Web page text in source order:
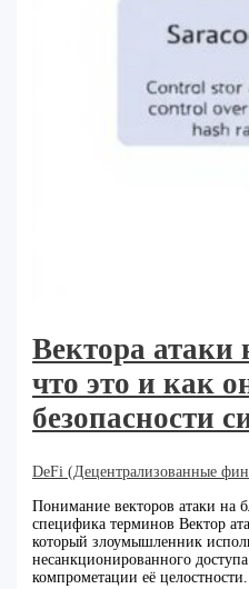
Вектора атаки
что это и как
безопасности
DeFi (Децентрализованные
Понимание векторов атаки на
специфика терминов Вектор
который злоумышленник
несанкционированного
компрометации её